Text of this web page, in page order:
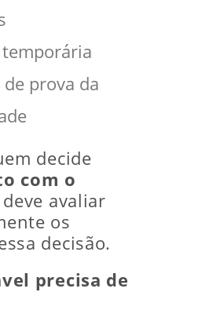
temporária
prova da
decide
com o
deve avaliar
os
decisão.
precisa de